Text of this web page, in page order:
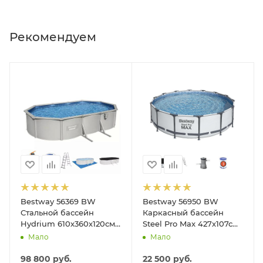
Рекомендуем
Bestway 56369 BW
Стальной бассейн
Hydrium 610х360х120см,
19929л, песч.фил.-нас
подст.
Мало
98 800 руб.
Bestway 56950 BW
Каркасный бассейн
Steel Pro Max 427х107см,
13030л, фил.-насос
Мало
22 500 руб.